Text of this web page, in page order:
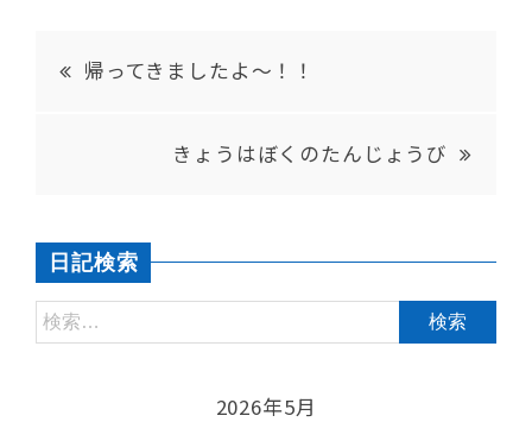
帰ってきましたよ～！！
きょうはぼくのたんじょうび
日記検索
2026年5月